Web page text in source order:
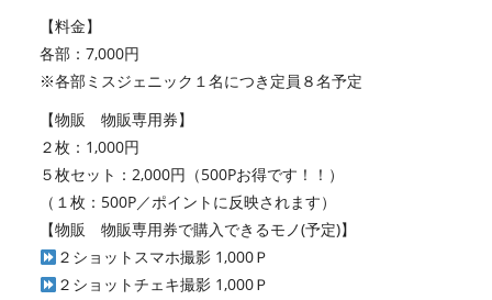
【料金】
各部：7,000円
※各部ミスジェニック１名につき定員８名予定
【物販 物販専用券】
２枚：1,000円
５枚セット：2,000円（500Pお得です！！）
（１枚：500P／ポイントに反映されます）
【物販 物販専用券で購入できるモノ(予定)】
２ショットスマホ撮影 1,000Ｐ
２ショットチェキ撮影 1,000Ｐ